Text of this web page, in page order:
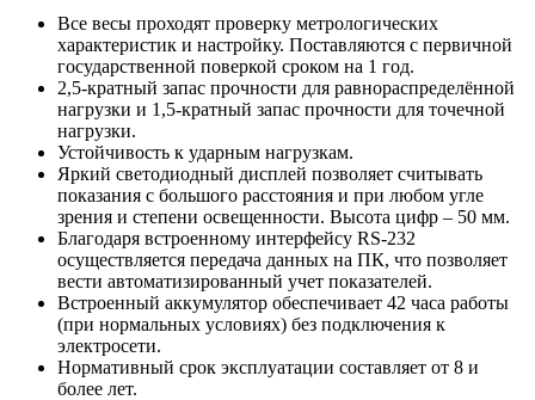
Все весы проходят проверку метрологических
характеристик и настройку. Поставляются с первичной
государственной поверкой сроком на 1 год.
2,5-кратный запас прочности для равнораспределённой
нагрузки и 1,5-кратный запас прочности для точечной
нагрузки.
Устойчивость к ударным нагрузкам.
Яркий светодиодный дисплей позволяет считывать
показания с большого расстояния и при любом угле
зрения и степени освещенности. Высота цифр – 50 мм.
Благодаря встроенному интерфейсу RS-232
осуществляется передача данных на ПК, что позволяет
вести автоматизированный учет показателей.
Встроенный аккумулятор обеспечивает 42 часа работы
(при нормальных условиях) без подключения к
электросети.
Нормативный срок эксплуатации составляет от 8 и
более лет.